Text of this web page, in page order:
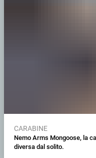
CARABINE
Nemo Arms Mongoose, la
diversa dal solito.